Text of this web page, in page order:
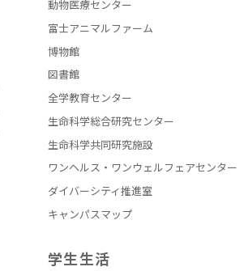
動物医療センター
富士アニマルファーム
博物館
図書館
全学教育センター
生命科学総合研究センター
生命科学共同研究施設
ワンヘルス・ワンウェルフェアセンター
ダイバーシティ推進室
キャンパスマップ
学生生活